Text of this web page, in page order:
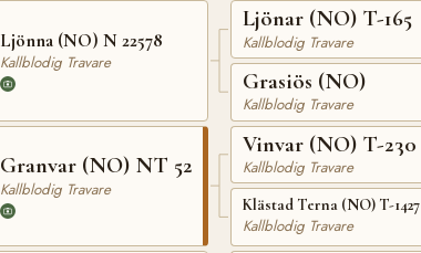
Ljönna (NO) N 22578
Kallblodig Travare
Granvar (NO) NT 52
Kallblodig Travare
Ljönar (NO) T-165
Kallblodig Travare
Grasiös (NO)
Kallblodig Travare
Vinvar (NO) T-230
Kallblodig Travare
Klästad Terna (NO) T-1427
Kallblodig Travare